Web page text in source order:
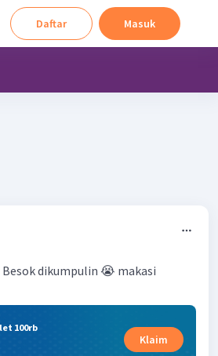
Daftar Masuk
dikumpulin 😭 makasi
100rb
Klaim